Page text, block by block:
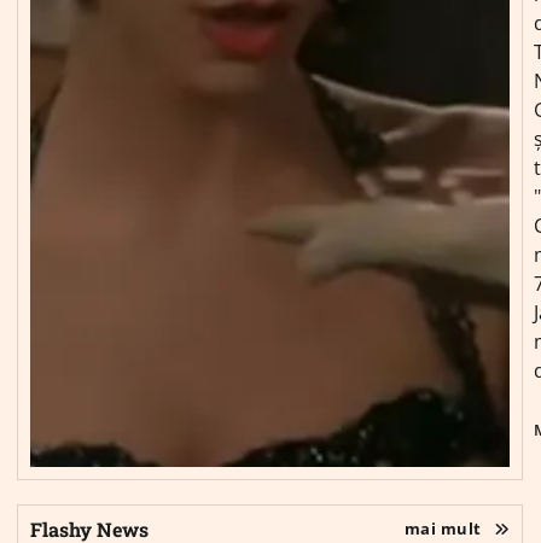
Flashy News mai mult